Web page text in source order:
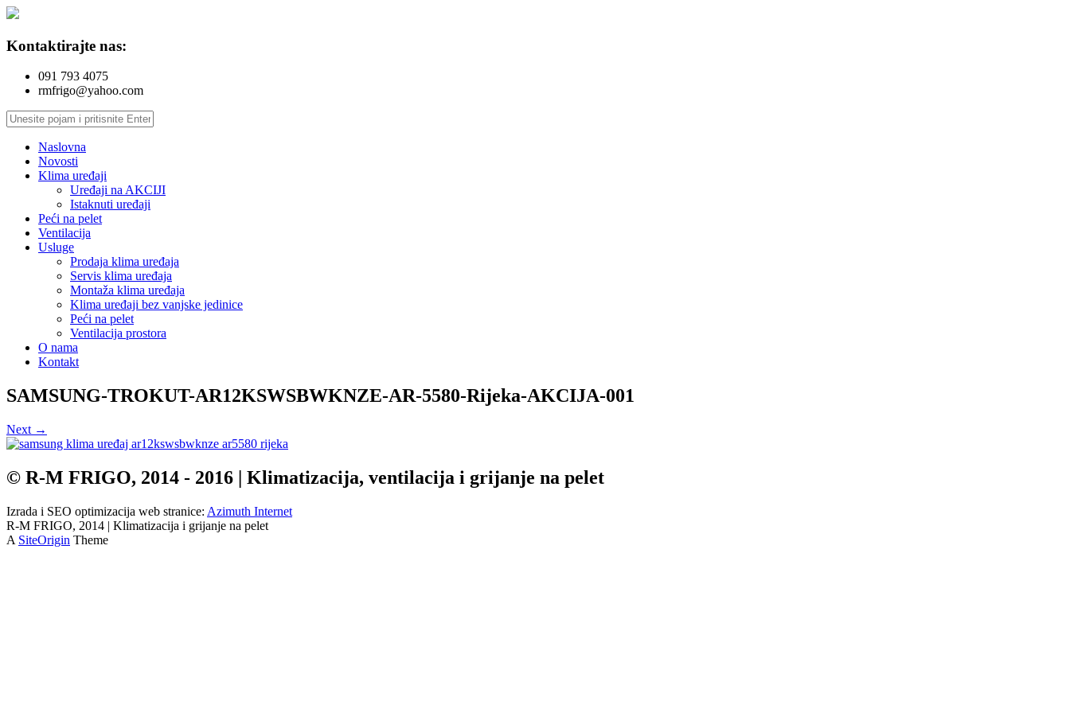
Kontaktirajte nas:
091 793 4075
rmfrigo@yahoo.com
Naslovna
Novosti
Klima uređaji
Uređaji na AKCIJI
Istaknuti uređaji
Peći na pelet
Ventilacija
Usluge
Prodaja klima uređaja
Servis klima uređaja
Montaža klima uređaja
Klima uređaji bez vanjske jedinice
Peći na pelet
Ventilacija prostora
O nama
Kontakt
SAMSUNG-TROKUT-AR12KSWSBWKNZE-AR-5580-Rijeka-AKCIJA-001
Next →
© R-M FRIGO, 2014 - 2016 | Klimatizacija, ventilacija i grijanje na pelet
Izrada i SEO optimizacija web stranice: Azimuth Internet
R-M FRIGO, 2014 | Klimatizacija i grijanje na pelet
A SiteOrigin Theme